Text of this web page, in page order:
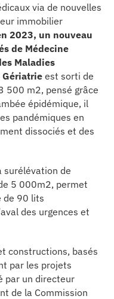
via de nouvelles
immobilier
2023, un nouveau
de Médecine
Maladies
Gériatrie est sorti de
500 m2, pensé grâce
épidémique, il
pandémiques en
dissociés et des
surélévation de
5 000m2, permet
de 90 lits
des urgences et
constructions, basés
par les projets
par un directeur
de la Commission